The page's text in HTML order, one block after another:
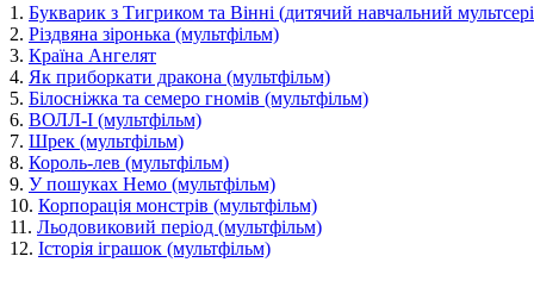
1. Букварик з Тигриком та Вінні (дитячий навчальний
2. Різдвяна зіронька (мультфільм)
3. Країна Ангелят
4. Як приборкати дракона (мультфільм)
5. Білосніжка та семеро гномів (мультфільм)
6. ВОЛЛ-І (мультфільм)
7. Шрек (мультфільм)
8. Король-лев (мультфільм)
9. У пошуках Немо (мультфільм)
10. Корпорація монстрів (мультфільм)
11. Льодовиковий період (мультфільм)
12. Історія іграшок (мультфільм)